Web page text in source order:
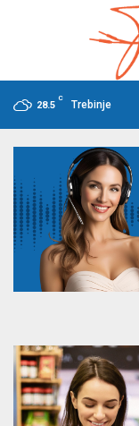
28.5
C
Trebinje